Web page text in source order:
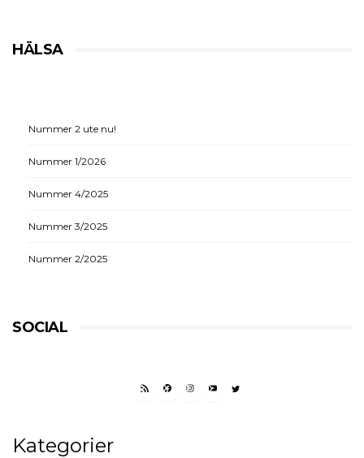
HÄLSA
Nummer 2 ute nu!
Nummer 1/2026
Nummer 4/2025
Nummer 3/2025
Nummer 2/2025
SOCIAL
RSS FEEDFACEBOOK
INSTAGRAM
YOUTUBETWITTER
Kategorier